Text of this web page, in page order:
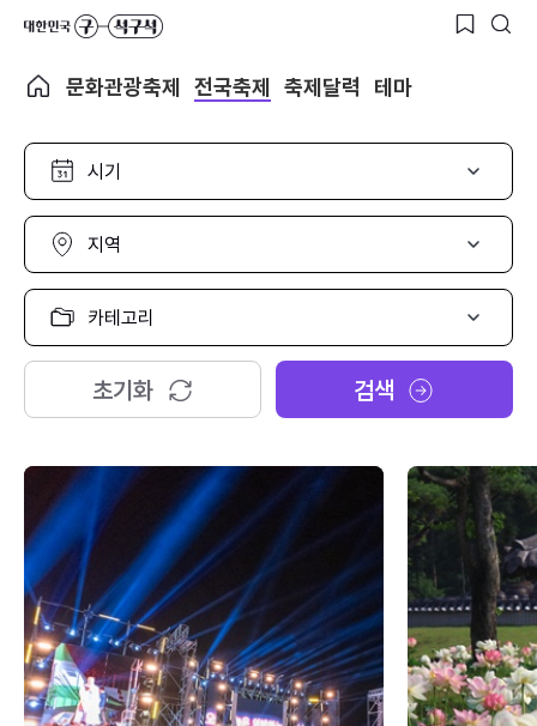
문화관광축제 전국축제 축제달력 테마
시
선
택
지
선
택
카
고
리
택
초기화 검색